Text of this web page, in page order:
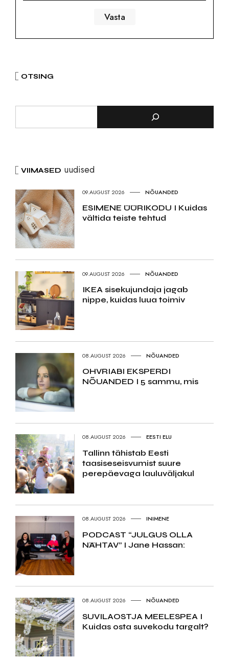
OTSING
VIIMASED uudised
09.AUGUST 2026 NÕUANDED
ESIMENE ÜÜRIKODU I Kuidas
vältida teiste tehtud
09.AUGUST 2026 NÕUANDED
IKEA sisekujundaja jagab
nippe, kuidas luua toimiv
08.AUGUST 2026 NÕUANDED
OHVRIABI EKSPERDI
NÕUANDED I 5 sammu, mis
08.AUGUST 2026 EESTI ELU
Tallinn tähistab Eesti
taasiseseisvumist suure
perepäevaga lauluväljakul
08.AUGUST 2026 INIMENE
PODCAST “JULGUS OLLA
NÄHTAV” I Jane Hassan:
08.AUGUST 2026 NÕUANDED
SUVILAOSTJA MEELESPEA I
Kuidas osta suvekodu targalt?